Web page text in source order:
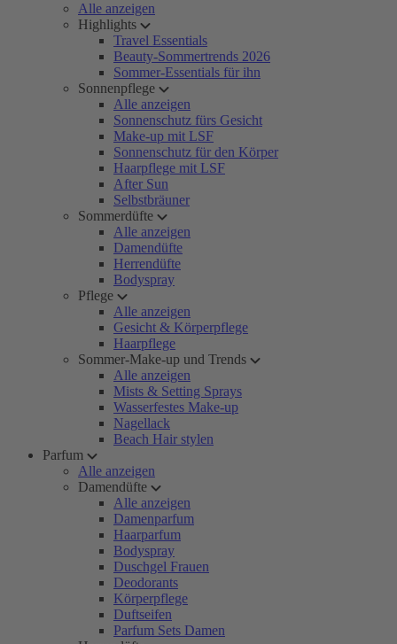
Alle anzeigen
Highlights
Travel Essentials
Beauty-Sommertrends 2026
Sommer-Essentials für ihn
Sonnenpflege
Alle anzeigen
Sonnenschutz fürs Gesicht
Make-up mit LSF
Sonnenschutz für den Körper
Haarpflege mit LSF
After Sun
Selbstbräuner
Sommerdüfte
Alle anzeigen
Damendüfte
Herrendüfte
Bodyspray
Pflege
Alle anzeigen
Gesicht & Körperpflege
Haarpflege
Sommer-Make-up und Trends
Alle anzeigen
Mists & Setting Sprays
Wasserfestes Make-up
Nagellack
Beach Hair stylen
Parfum
Alle anzeigen
Damendüfte
Alle anzeigen
Damenparfum
Haarparfum
Bodyspray
Duschgel Frauen
Deodorants
Körperpflege
Duftseifen
Parfum Sets Damen